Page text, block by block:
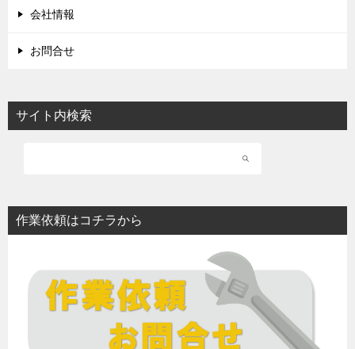
会社情報
お問合せ
サイト内検索
作業依頼はコチラから